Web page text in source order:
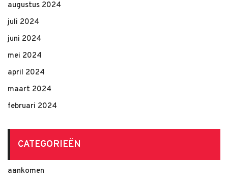
augustus 2024
juli 2024
juni 2024
mei 2024
april 2024
maart 2024
februari 2024
CATEGORIEËN
aankomen